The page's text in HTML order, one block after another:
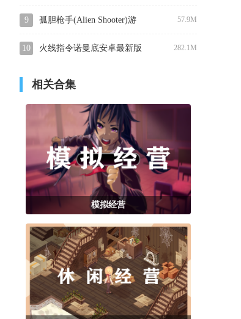
9 孤胆枪手(Alien Shooter)游
戏官方版下载
57.9M
10 火线指令诺曼底安卓最新版 282.1M
相关合集
模拟经营